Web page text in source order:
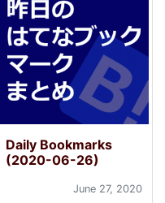
Daily Bookmarks
(2020-06-26)
June 27, 2020